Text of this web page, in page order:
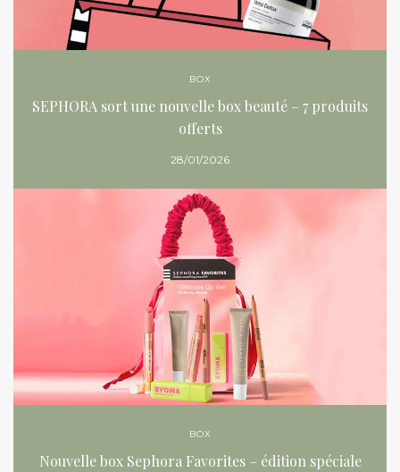
BOX
SEPHORA sort une nouvelle box beauté – 7 produits
offerts
28/01/2026
BOX
Nouvelle box Sephora Favorites – édition spéciale